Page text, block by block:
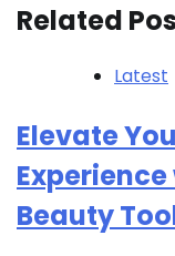
Related
Latest
Elevate
Beauty